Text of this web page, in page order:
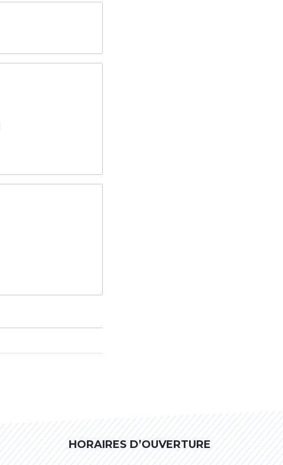
HORAIRES D’OUVERTURE